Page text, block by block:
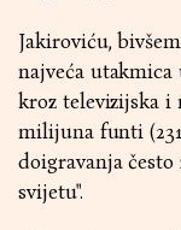
Jakiroviću,
najveća
kroz televizijska i
milijuna funti
doigravanja
svijetu".